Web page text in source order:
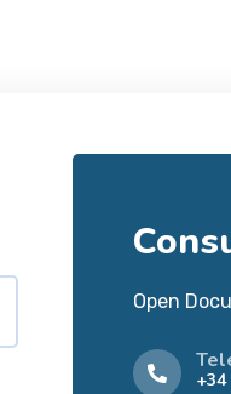
Open
+34